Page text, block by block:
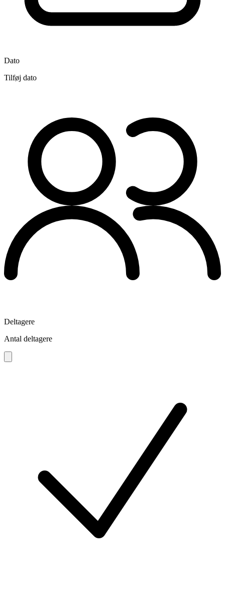
Dato
Tilføj dato
Deltagere
Antal deltagere